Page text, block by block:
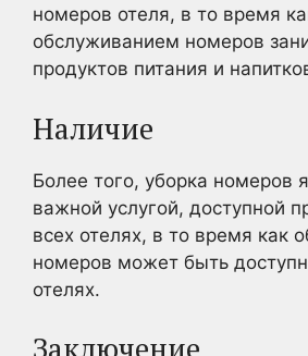
номеров отеля, в то время
обслуживанием номеров
продуктов питания и
Наличие
Более того, уборка номеров
важной услугой, доступной
всех отелях, в то время как
номеров может быть
отелях.